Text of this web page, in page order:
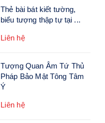
Thẻ bài bát kiết tường,
biểu tượng thập tự tại ...
Liên hệ
Tượng Quan Âm Tứ Thủ
Pháp Bảo Mật Tông Tâm
Ý
Liên hệ